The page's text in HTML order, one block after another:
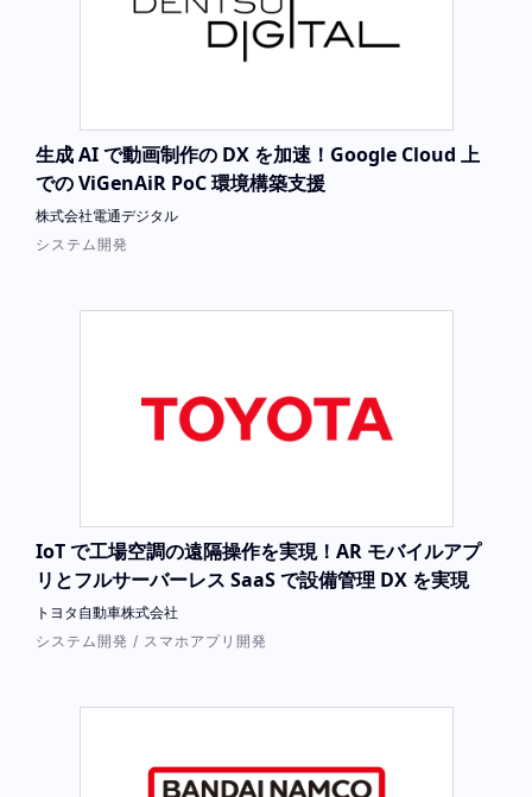
生成 AI で動画制作の DX を加速！Google Cloud 上
での ViGenAiR PoC 環境構築支援
株式会社電通デジタル
システム開発
IoT で工場空調の遠隔操作を実現！AR モバイルアプ
リとフルサーバーレス SaaS で設備管理 DX を実現
トヨタ自動車株式会社
システム開発 / スマホアプリ開発